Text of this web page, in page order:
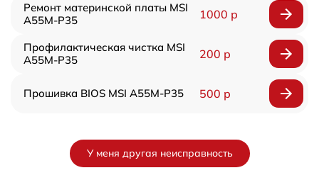
Ремонт материнской платы MSI
A55M-P35
1000 р
Профилактическая чистка MSI
A55M-P35
200 р
Прошивка BIOS MSI A55M-P35 500 р
У меня другая неисправность